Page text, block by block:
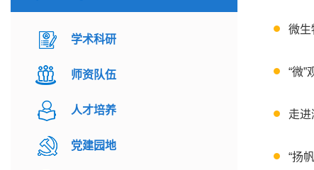
学术科研
师资队伍
人才培养
党建园地
微生
“微”
走
“扬